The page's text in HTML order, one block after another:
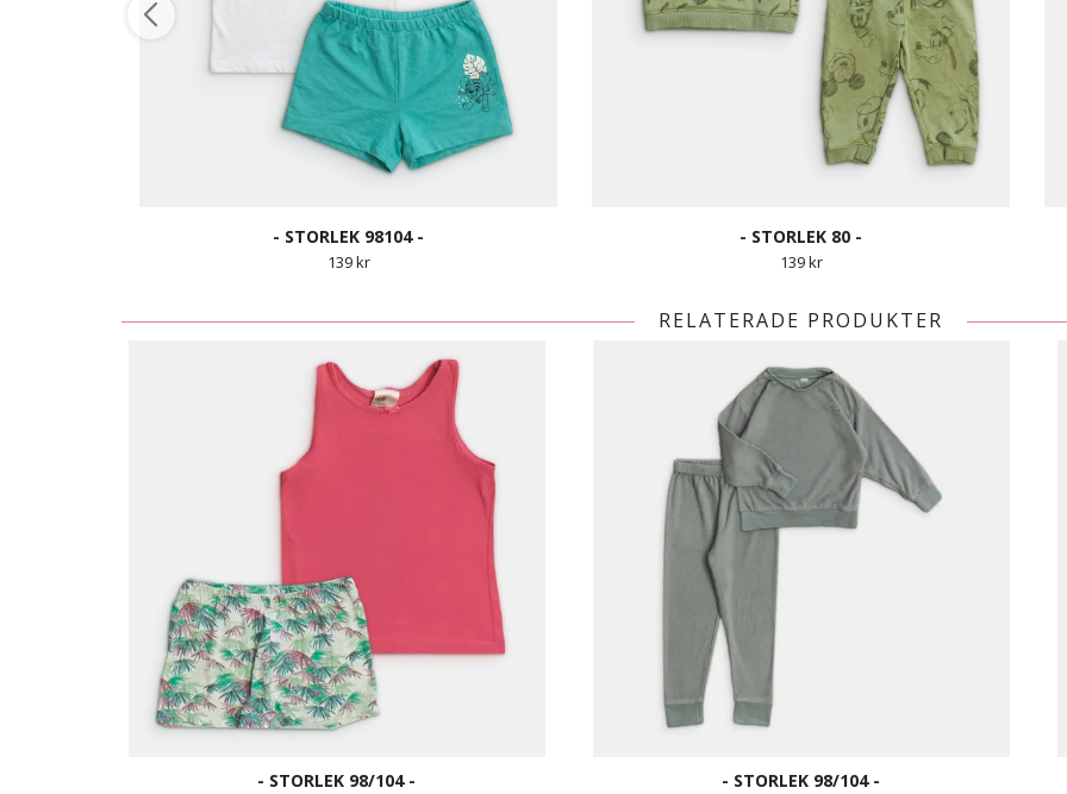
- STORLEK 98104 -
139 kr
- STORLEK 80 -
139 kr
RELATERADE PRODUKTER
- STORLEK 98/104 - - STORLEK 98/104 -